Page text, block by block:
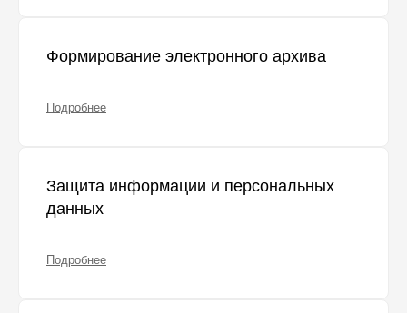
Формирование электронного архива
Подробнее
Защита информации и персональных
данных
Подробнее